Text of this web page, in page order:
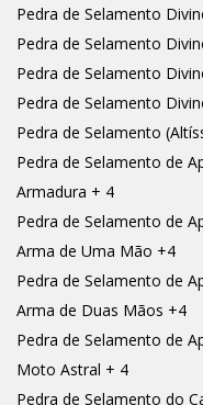
Pedra de Selamento
Pedra de Selamento
Pedra de Selamento
Pedra de Selamento
Pedra de Selamento
Pedra de Selamento de
Armadura + 4
Pedra de Selamento de
Arma de Uma Mão +4
Pedra de Selamento de
Arma de Duas Mãos +4
Pedra de Selamento de
Moto Astral + 4
Pedra de Selamento do